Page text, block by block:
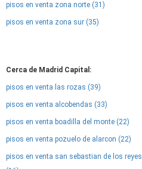
pisos en venta zona norte (31)
pisos en venta zona sur (35)
Cerca de Madrid Capital:
pisos en venta las rozas (39)
pisos en venta alcobendas (33)
pisos en venta boadilla del monte (22)
pisos en venta pozuelo de alarcon (22)
pisos en venta san sebastian de los reyes